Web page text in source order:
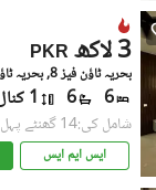
PKR 3 لاکھ
بحریہ ٹاؤن فیز 8, بحریہ ٹاؤن راولپنڈی
6
6 1 کنال
شامل کی:14 گھنٹے پہل
ایس ایم ایس